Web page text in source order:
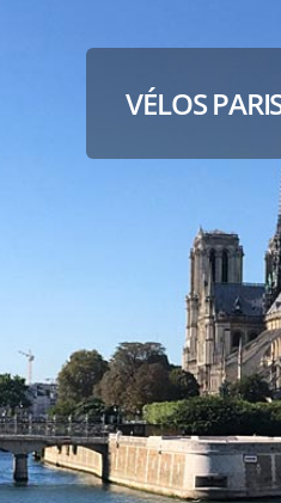
VÉLOS